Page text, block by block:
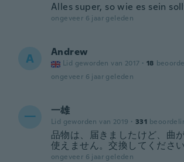
Alles super, so wie es sein
ongeveer 6 jaar geleden
A Andrew
Lid geworden van 2017 · 18
ongeveer 6 jaar geleden
一 一雄
Lid geworden van 2019 · 331
品物は、届きましたけど、曲
使えません。交換してください
ongeveer 6 jaar geleden